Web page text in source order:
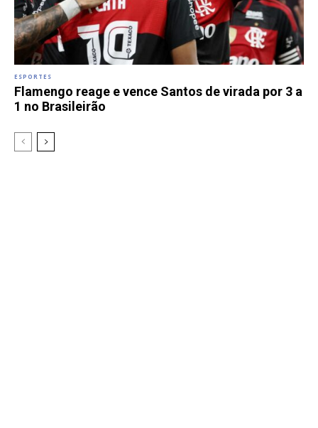
ESPORTES
Flamengo reage e vence Santos de virada por 3 a
1 no Brasileirão